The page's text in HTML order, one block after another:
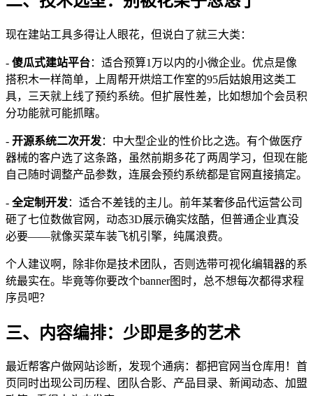
现在建站工具多得让人眼花，但说白了就三大类：
- 傻瓜式建站平台：适合预算1万以内的小微企业。优点是像
搭积木一样简单，上周帮开烘焙工作室的95后姑娘用这类工
具，三天就上线了预约系统。但扩展性差，比如想加个会员积
分功能就可能抓瞎。
- 开源系统二次开发：中大型企业的性价比之选。有个做医疗
器械的客户选了这条路，虽然前期多花了两周学习，但现在能
自己随时调整产品参数，连展会预约系统都是官网直接搞定。
- 全定制开发：适合不差钱的主儿。前年某奢侈品代运营公司
砸了七位数做官网，动态3D展示确实炫酷，但普通企业真没
必要——就像买菜车装飞机引擎，纯属浪费。
个人建议啊，除非你是技术团队，否则选带可视化编辑器的系
统最实在。毕竟等你要改个banner图时，总不想每次都得求程
序员吧？
三、内容编排：少即是多的艺术
最近帮客户做网站诊断，发现个通病：都把官网当仓库用！首
页同时出现公司历程、团队合影、产品目录、新闻动态、加盟